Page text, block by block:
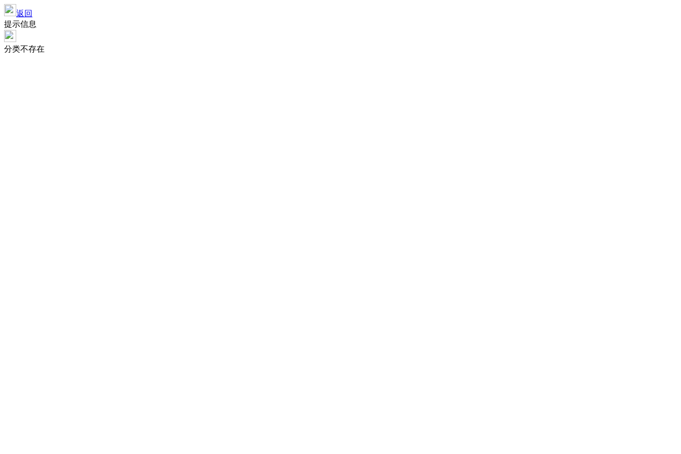
返回
提示信息
分类不存在